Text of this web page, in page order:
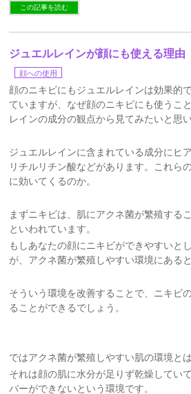
この記事を読む
ジュエルレインが顔にも使える理由
顔への使用
顔のニキビにもジュエルレインは効果的
ていますが、なぜ顔のニキビにも使うこ
レインの成分の観点から見てみたいと思い
ジュエルレインに含まれている成分にヒ
リチルリチン酸などがあります。これら
に効いてくるのか。
まずニキビは、肌にアクネ菌が繁殖する
といわれています。
もしあなたの顔にニキビができやすいと
が、アクネ菌が繁殖しやすい環境にある
そういう環境を改善することで、ニキビ
ることができるでしょう。
ではアクネ菌が繁殖しやすい肌の環境と
それは顔の肌に水分が足りず乾燥してい
バーができないという環境です。